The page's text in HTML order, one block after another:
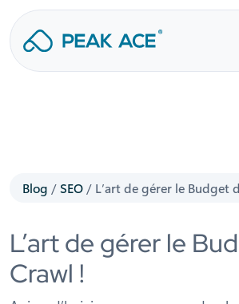
Aller
contenu
Blog /SEO / L’art de gérer le Budget
L’art de gérer le
Crawl !